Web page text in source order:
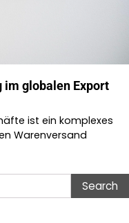
globalen Export
ist ein komplexes
Warenversand